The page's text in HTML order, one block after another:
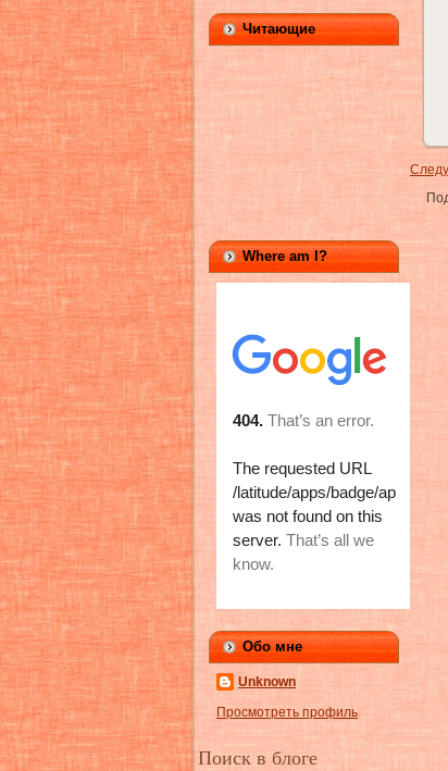
Читающие
Where am I?
Обо мне
Unknown
Просмотреть профиль
Поиск в блоге